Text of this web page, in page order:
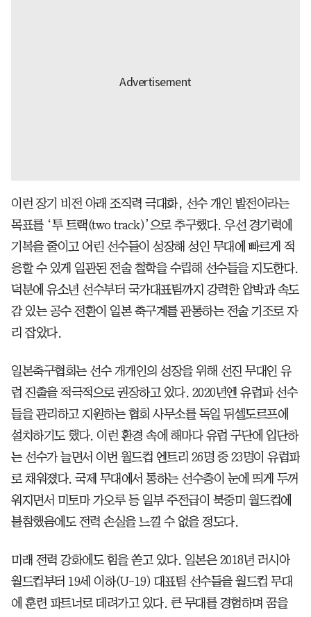
이런 장기 비전 아래 조직력 극대화, 선수 개인 발전이라는
목표를 ‘투 트랙(two track)’으로 추구했다. 우선 경기력에
기복을 줄이고 어린 선수들이 성장해 성인 무대에 빠르게 적
응할 수 있게 일관된 전술 철학을 수립해 선수들을 지도한다.
덕분에 유소년 선수부터 국가대표팀까지 강력한 압박과 속도
감 있는 공수 전환이 일본 축구계를 관통하는 전술 기조로 자
리 잡았다.
일본축구협회는 선수 개개인의 성장을 위해 선진 무대인 유
럽 진출을 적극적으로 권장하고 있다. 2020년엔 유럽파 선수
들을 관리하고 지원하는 협회 사무소를 독일 뒤셀도르프에
설치하기도 했다. 이런 환경 속에 해마다 유럽 구단에 입단하
는 선수가 늘면서 이번 월드컵 엔트리 26명 중 23명이 유럽파
로 채워졌다. 국제 무대에서 통하는 선수층이 눈에 띄게 두꺼
워지면서 미토마 가오루 등 일부 주전급이 북중미 월드컵에
불참했음에도 전력 손실을 느낄 수 없을 정도다.
미래 전력 강화에도 힘을 쏟고 있다. 일본은 2018년 러시아
월드컵부터 19세 이하(U-19) 대표팀 선수들을 월드컵 무대
에 훈련 파트너로 데려가고 있다. 큰 무대를 경험하며 꿈을